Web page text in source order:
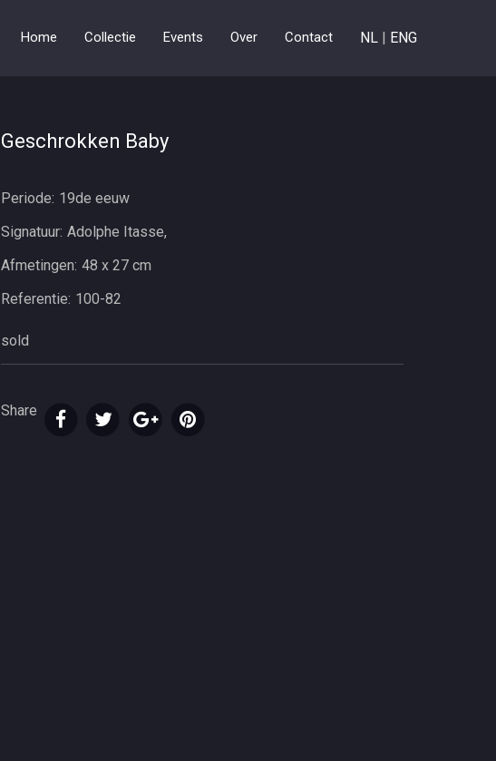
Home Collectie Events Over Contact NL | ENG
Geschrokken Baby
Periode: 19de eeuw
Signatuur: Adolphe Itasse,
Afmetingen: 48 x 27 cm
Referentie: 100-82
sold
Share